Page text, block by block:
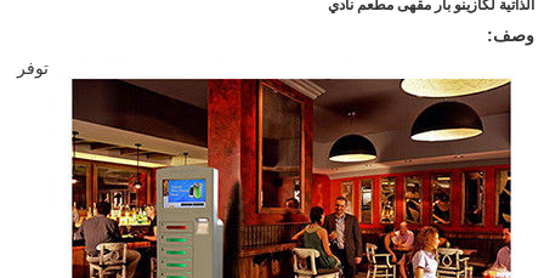
الذاتية لكازينو بار مقهى مطعم نادي
وصف:
توفر